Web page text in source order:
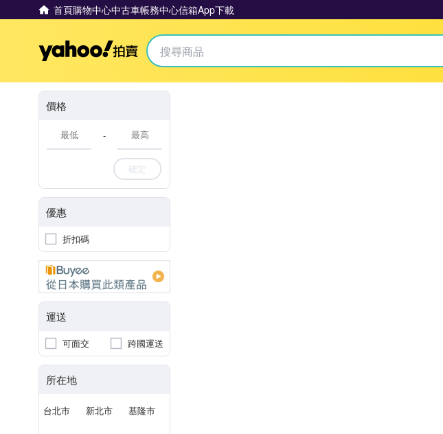
首頁購物中心中古車帳務中心信箱App下載
Yahoo拍賣
價格
-
確定
優惠
折扣碼
運送
可面交 跨國運送
所在地
台北市 新北市 基隆市